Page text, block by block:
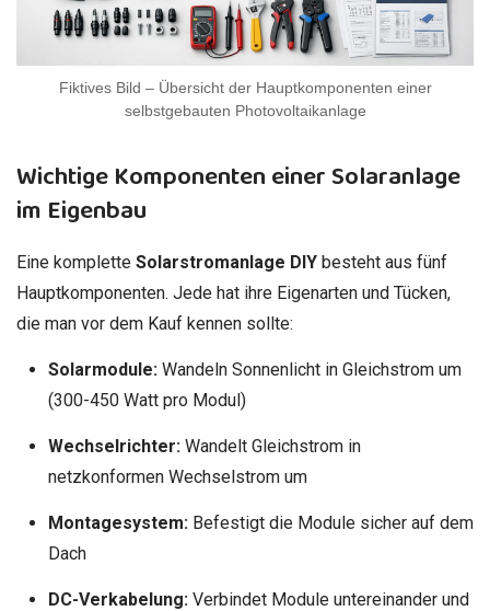
Fiktives Bild – Übersicht der Hauptkomponenten einer
selbstgebauten Photovoltaikanlage
Wichtige Komponenten einer Solaranlage
im Eigenbau
Eine komplette Solarstromanlage DIY besteht aus fünf
Hauptkomponenten. Jede hat ihre Eigenarten und Tücken,
die man vor dem Kauf kennen sollte:
Solarmodule:Wandeln Sonnenlicht in Gleichstrom um
(300-450 Watt pro Modul)
Wechselrichter:Wandelt Gleichstrom in
netzkonformen Wechselstrom um
Montagesystem:Befestigt die Module sicher auf dem
Dach
DC-Verkabelung:Verbindet Module untereinander und